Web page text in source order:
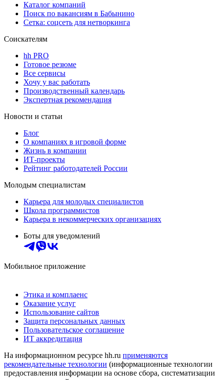
Каталог компаний
Поиск по вакансиям в Бабынино
Сетка: соцсеть для нетворкинга
Соискателям
hh PRO
Готовое резюме
Все сервисы
Хочу у вас работать
Производственный календарь
Экспертная рекомендация
Новости и статьи
Блог
О компаниях в игровой форме
Жизнь в компании
ИТ-проекты
Рейтинг работодателей России
Молодым специалистам
Карьера для молодых специалистов
Школа программистов
Карьера в некоммерческих организациях
Боты для уведомлений
Мобильное приложение
Этика и комплаенс
Оказание услуг
Использование сайтов
Защита персональных данных
Пользовательское соглашение
ИТ аккредитация
На информационном ресурсе hh.ru применяются
рекомендательные технологии (информационные технологии
предоставления информации на основе сбора, систематизации